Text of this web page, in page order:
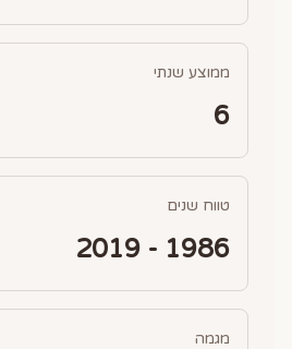
ממוצע שנתי
6
טווח שנים
1986 - 2019
מגמה